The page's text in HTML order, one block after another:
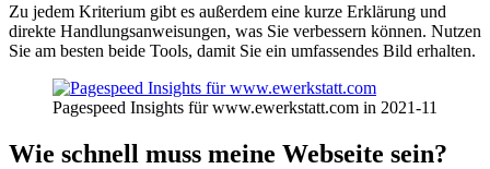
Zu jedem Kriterium gibt es außerdem eine kurze Erklärung und
direkte Handlungsanweisungen, was Sie verbessern können. Nutzen
Sie am besten beide Tools, damit Sie ein umfassendes Bild erhalten.
Pagespeed Insights für www.ewerkstatt.com in 2021-11
Wie schnell muss meine Webseite sein?